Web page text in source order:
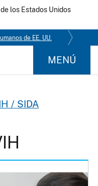
los Estados Unidos
de EE. UU.
MENÚ
/ SIDA